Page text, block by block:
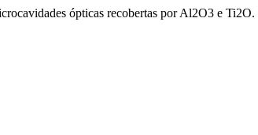
ópticas recobertas por Al2O3 e Ti2O.